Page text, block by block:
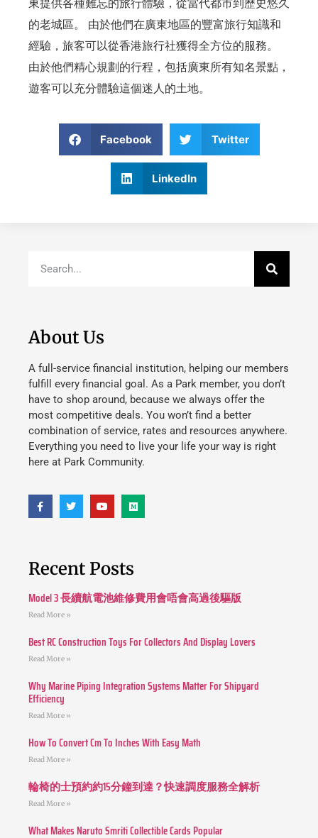
東提供各種難忘的旅行體驗，從當代都市到歷史悠久
的老城區。 由於他們在廣東地區的豐富旅行知識和
經驗，旅客可以從香港旅行社獲得全方位的服務。
由於他們精心規劃的行程，包括廣東所有知名景點，
遊客可以充分體驗這個迷人的土地。
Facebook Twitter
LinkedIn
About Us
A full-service financial institution, helping our members
fulfill every financial goal. As a Park member, you don’t
have to shop around, because we always offer the
most competitive deals. You won’t find a better
combination of service, rates and resources anywhere.
Everything you need to live your life your way is right
here at Park Community.
Recent Posts
Model 3 長續航電池維修費用會唔會高過後驅版
Read More »
Best RC Construction Toys For Collectors And Display Lovers
Read More »
Why Marine Piping Integration Systems Matter For Shipyard
Efficiency
Read More »
How To Convert Cm To Inches With Easy Math
Read More »
輪椅的士預約約15分鐘到達？快速調度服務全解析
Read More »
What Makes Naruto Smriti Collectible Cards Popular